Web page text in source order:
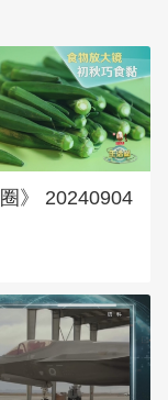
圈》 20240904